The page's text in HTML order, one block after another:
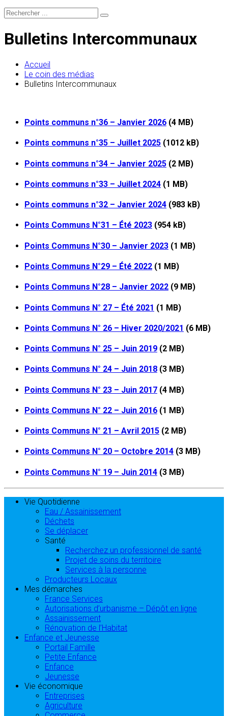
Bulletins Intercommunaux
Accueil
Le coin des médias
Bulletins Intercommunaux
Points communs n°36 – Janvier 2026 (4 MB)
Points communs n°35 – Juillet 2025 (1012 kB)
Points communs n°34 – Janvier 2025 (2 MB)
Points communs n°33 – Juillet 2024 (1 MB)
Points communs n°32 – Janvier 2024 (983 kB)
Points Communs N°31 – Été 2023 (954 kB)
Points Communs N°30 – Janvier 2023 (1 MB)
Points Communs N°29 – Été 2022 (1 MB)
Points Communs N°28 – Janvier 2022 (9 MB)
Points Communs N° 27 – Été 2021 (1 MB)
Points Communs N° 26 – Hiver 2020/2021 (6 MB)
Points Communs N° 25 – Juin 2019 (2 MB)
Points Communs N° 24 – Juin 2018 (3 MB)
Points Communs N° 23 – Juin 2017 (4 MB)
Points Communs N° 22 – Juin 2016 (1 MB)
Points Communs N° 21 – Avril 2015 (2 MB)
Points Communs N° 20 – Octobre 2014 (3 MB)
Points Communs N° 19 – Juin 2014 (3 MB)
Vie Quotidienne
Eau / Assainissement
Déchets
Se déplacer
Santé
Recherchez un professionnel de santé
Projet de soins du territoire
Services à la personne
Producteurs Locaux
Mes démarches
France Services
Autorisations d’urbanisme – Dépôt en ligne
Assainissement
Rénovation de l’Habitat
Enfance et Jeunesse
Portail Famille
Petite Enfance
Enfance
Jeunesse
Vie économique
Entreprises
Agriculture